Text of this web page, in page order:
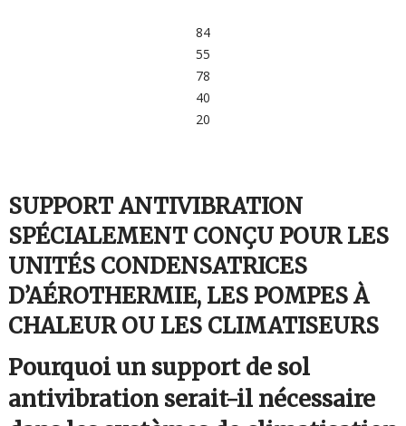
84
55
78
40
20
SUPPORT ANTIVIBRATION
SPÉCIALEMENT CONÇU POUR LES
UNITÉS CONDENSATRICES
D’AÉROTHERMIE, LES POMPES À
CHALEUR OU LES CLIMATISEURS
Pourquoi un support de sol
antivibration serait-il nécessaire